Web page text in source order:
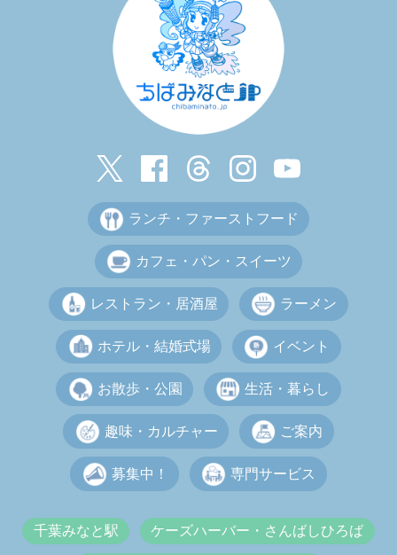
ランチ・ファーストフード
カフェ・パン・スイーツ
レストラン・居酒屋 ラーメン
ホテル・結婚式場 イベント
お散歩・公園 生活・暮らし
趣味・カルチャー ご案内
募集中！ 専門サービス
千葉みなと駅 ケーズハーバー・さんばしひろば